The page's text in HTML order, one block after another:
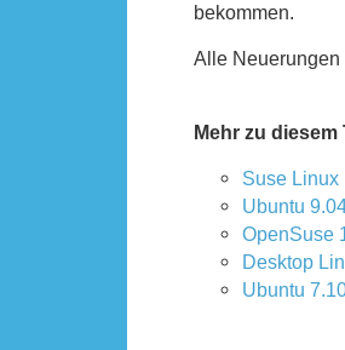
bekommen.
Alle Neuerungen
Mehr zu
Suse Linux
Ubuntu
OpenSuse
Desktop
Ubuntu